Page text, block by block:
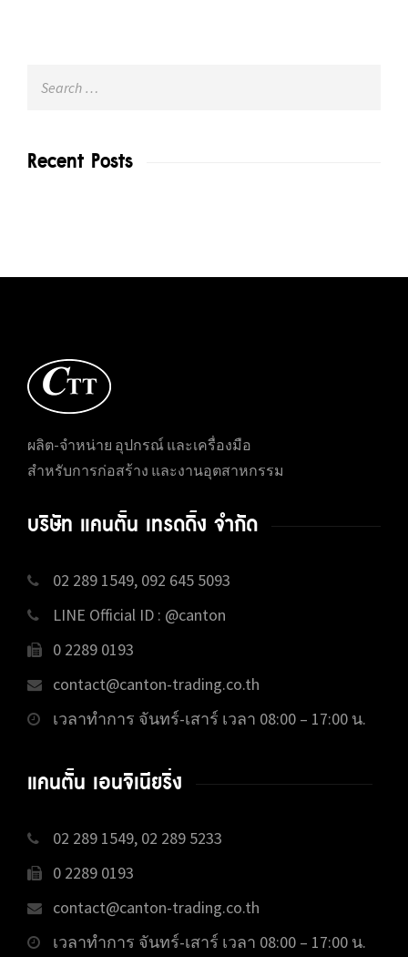
Recent Posts
ผลิต-จำหน่าย อุปกรณ์ และเครื่องมือ
สำหรับการก่อสร้าง และงานอุตสาหกรรม
บริษัท แคนตั้น เทรดดิ้ง จำกัด
02 289 1549, 092 645 5093
LINE Official ID : @canton
0 2289 0193
contact@canton-trading.co.th
เวลาทำการ จันทร์-เสาร์ เวลา 08:00 – 17:00 น.
แคนตั้น เอนจิเนียริ่ง
02 289 1549, 02 289 5233
0 2289 0193
contact@canton-trading.co.th
เวลาทำการ จันทร์-เสาร์ เวลา 08:00 – 17:00 น.